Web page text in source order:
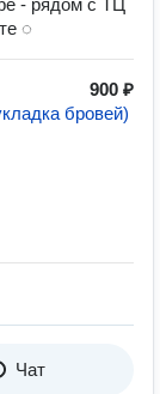
- рядом с ТЦ
◌
900 ₽
бровей)
Чат